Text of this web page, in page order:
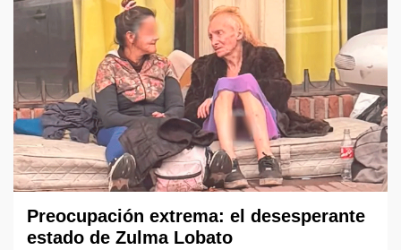
Preocupación extrema: el desesperante
estado de Zulma Lobato